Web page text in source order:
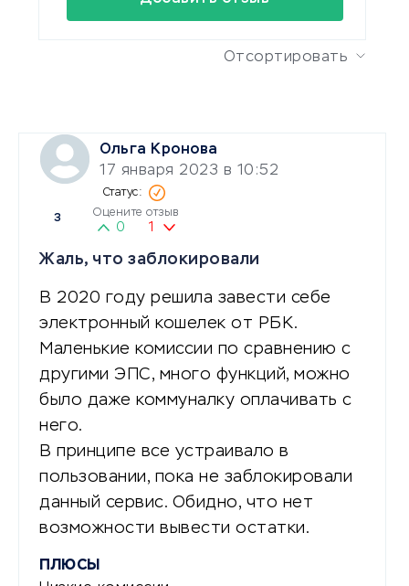
Отсортировать
Ольга Кронова
17 января 2023 в 10:52
3 Оцените отзыв
0 1
Жаль, что заблокировали
В 2020 году решила завести себе
электронный кошелек от РБК.
Маленькие комиссии по сравнению с
другими ЭПС, много функций, можно
было даже коммуналку оплачивать с
него.
В принципе все устраивало в
пользовании, пока не заблокировали
данный сервис. Обидно, что нет
возможности вывести остатки.
ПЛЮСЫ